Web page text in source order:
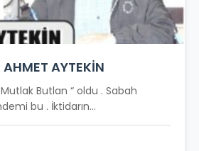
AYTEKİN
Butlan “ oldu . Sabah
bu . İktidarın...